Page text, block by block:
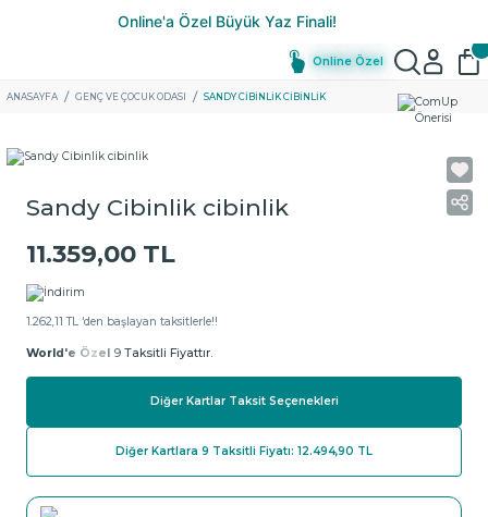
Online Özel
ANASAYFA GENÇ VE ÇOCUK ODASI SANDY CIBINLIK CIBINLIK
Sandy Cibinlik cibinlik
11.359,00 TL
1.262,11 TL ‘den başlayan taksitlerle!!
World'e Özel 9 Taksitli Fiyattır.
Diğer Kartlar Taksit Seçenekleri
Diğer Kartlara 9 Taksitli Fiyatı: 12.494,90 TL